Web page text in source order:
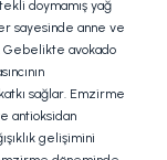
doymamış yağ
sayesinde anne ve
Gebelikte avokado
sağlar. Emzirme
antioksidan
gelişimini